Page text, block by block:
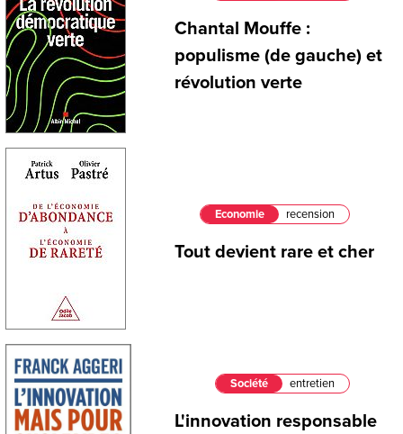
Chantal Mouffe :
populisme (de gauche) et
révolution verte
Economie recension
Tout devient rare et cher
Société entretien
L'innovation responsable